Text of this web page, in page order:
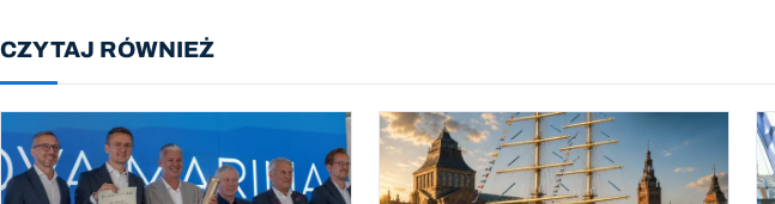
CZYTAJ RÓWNIEŻ